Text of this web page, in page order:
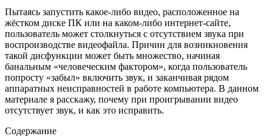
Пытаясь запустить какое-либо видео, расположенное на
жёстком диске ПК или на каком-либо интернет-сайте,
пользователь может столкнуться с отсутствием звука при
воспроизводстве видеофайла. Причин для возникновения
такой дисфункции может быть множество, начиная
банальным «человеческим фактором», когда пользователь
попросту «забыл» включить звук, и заканчивая рядом
аппаратных неисправностей в работе компьютера. В данном
материале я расскажу, почему при проигрывании видео
отсутствует звук, и как это исправить.
Содержание